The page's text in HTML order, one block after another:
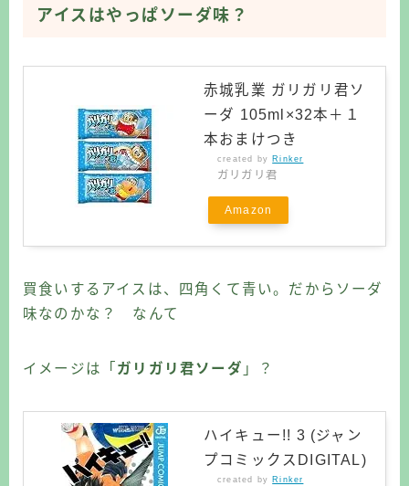
アイスはやっぱソーダ味？
赤城乳業 ガリガリ君ソ
ーダ 105ml×32本＋１
本おまけつき
created by Rinker
ガリガリ君
Amazon
買食いするアイスは、四角くて青い。だからソーダ
味なのかな？ なんて
イメージは「 ガリガリ君ソーダ 」？
ハイキュー!! 3 (ジャン
プコミックスDIGITAL)
created by Rinker